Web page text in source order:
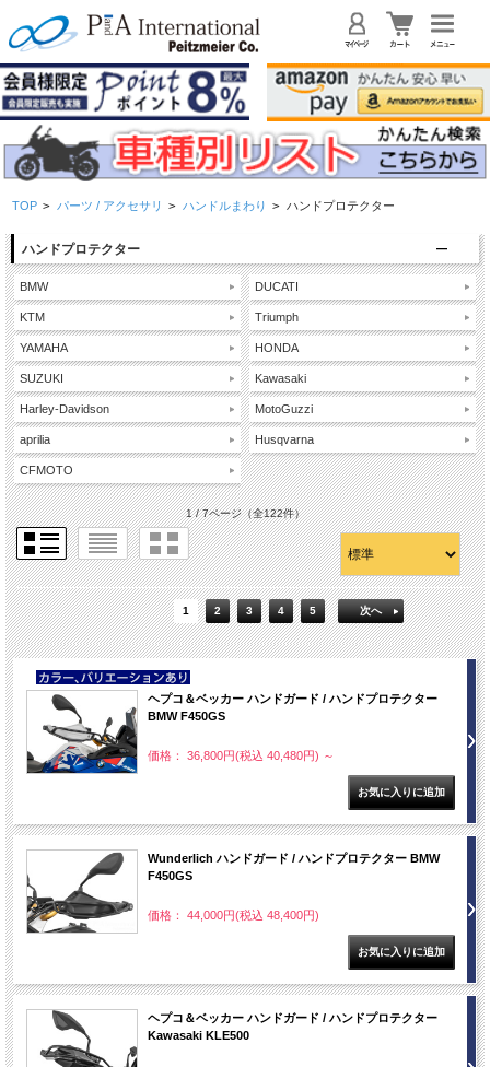
TOP > パーツ / アクセサリ > ハンドルまわり > ハンドプロテクター
ハンドプロテクター
BMW
KTM
YAMAHA
SUZUKI
Harley-Davidson
aprilia
CFMOTO
DUCATI
Triumph
HONDA
Kawasaki
MotoGuzzi
Husqvarna
1 / 7ページ（全122件）
1 2 3 4 5 次へ
NEW
ヘプコ＆ベッカー ハンドガード / ハンドプロテクター
BMW F450GS
価格： 36,800円(税込 40,480円) ～
Wunderlich ハンドガード / ハンドプロテクター BMW
F450GS
価格： 44,000円(税込 48,400円)
ヘプコ＆ベッカー ハンドガード / ハンドプロテクター
Kawasaki KLE500